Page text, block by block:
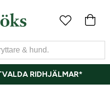
RIDHJÄLMAR*